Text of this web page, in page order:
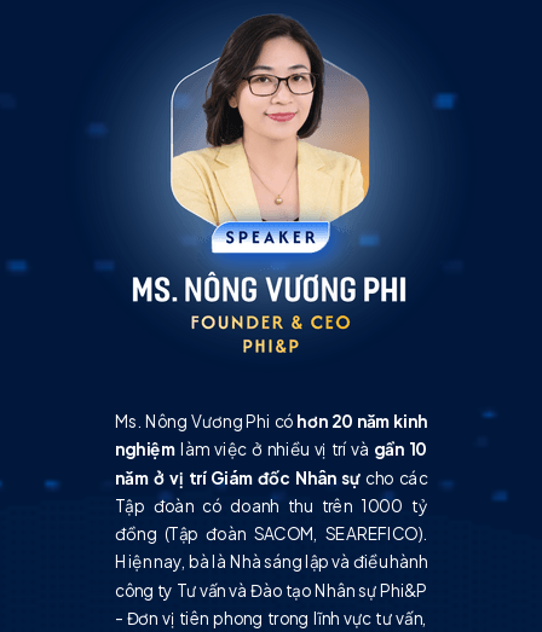
Ms. Nông Vương Phi có hơn 20 năm kinh
nghiệmlàm việc ở nhiều vị trí và gần 10
năm ở vị trí Giám đốc Nhân sự cho các
Tập đoàn có doanh thu trên 1000 tỷ
đồng (Tập đoàn SACOM, SEAREFICO).
Hiện nay, bà là Nhà sáng lập và điều hành
công ty Tư vấn và Đào tạo Nhân sự Phi&P
- Đơn vị tiên phong trong lĩnh vực tư vấn,